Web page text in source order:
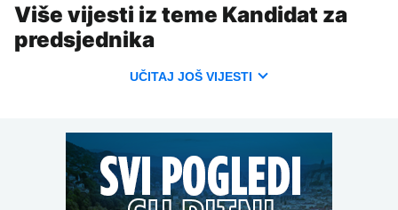
Više vijesti iz teme Kandidat za
predsjednika
UČITAJ JOŠ VIJESTI